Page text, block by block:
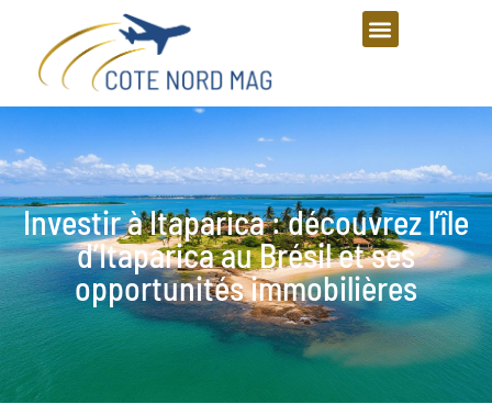
Investir à Itaparica : découvrez l’île
d’Itaparica au Brésil et ses
opportunités immobilières